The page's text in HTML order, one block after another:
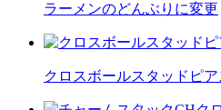
ラーメンのどんぶりに変更
クロスボールスタッドピ